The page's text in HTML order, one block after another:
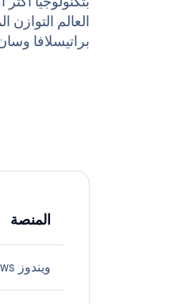
براتيسلافا
المنصة
ويندوز Windows